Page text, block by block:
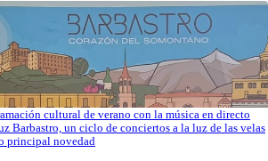
cultural de verano con la música en directo
Barbastro, un ciclo de conciertos a la luz de las velas
principal novedad